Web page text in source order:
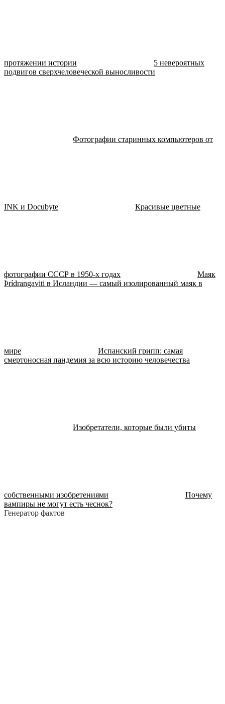
протяжении истории
5 невероятных
подвигов сверхчеловеческой выносливости
Фотографии старинных компьютеров от
INK и Docubyte Красивые цветные
фотографии СССР в 1950-х годах
Маяк
Þrídrangaviti в Исландии — самый изолированный маяк в
мире
Испанский грипп: самая
смертоносная пандемия за всю историю человечества
Изобретатели, которые были убиты
собственными изобретениями
Почему
вампиры не могут есть чеснок?
Генератор фактов